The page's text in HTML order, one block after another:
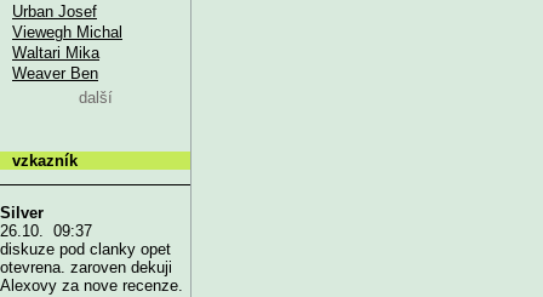
Urban Josef
Viewegh Michal
Waltari Mika
Weaver Ben
další
vzkazník
Silver
26.10. 09:37
diskuze pod clanky opet
otevrena. zaroven dekuji
Alexovy za nove recenze.